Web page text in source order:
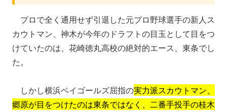
プロで全く通用せず引退した元プロ野球選手の新人ス
カウトマン、神木が今年のドラフトの目玉として目をつ
けていたのは、花崎徳丸高校の絶対的エース、東条でし
た。
しかし横浜ベイゴールズ屈指の実力派スカウトマン、
郷原が目をつけたのは東条ではなく、二番手投手の桂木